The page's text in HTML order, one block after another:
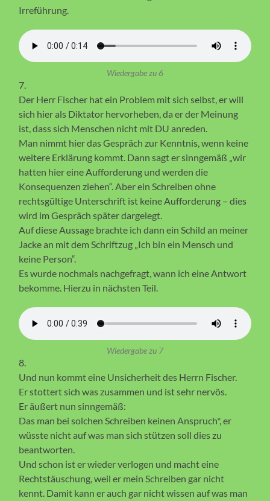
Irreführung.
Wiedergabe zu 6
7.
Der Herr Fischer hat ein Problem mit sich selbst, er will
sich hier als Diktator hervorheben, da er der Meinung
ist, dass sich Menschen nicht mit DU anreden.
Man nimmt hier das Gespräch zur Kenntnis, wenn keine
weitere Erklärung kommt. Dann sagt er sinngemäß „wir
hatten hier eine Aufforderung und werden die
Konsequenzen ziehen“. Aber ein Schreiben ohne
rechtsgültige Unterschrift ist keine Aufforderung – dies
wird im Gespräch später dargelegt.
Auf diese Aussage brachte ich dann ein Schild an meiner
Jacke an mit dem Schriftzug „Ich bin ein Mensch und
keine Person“.
Es wurde nochmals nachgefragt, wann ich eine Antwort
bekomme. Hierzu in nächsten Teil.
Wiedergabe zu 7
8.
Und nun kommt eine Unsicherheit des Herrn Fischer.
Er stottert sich was zusammen und ist sehr nervös.
Er äußert nun sinngemäß:
Das man bei solchen Schreiben keinen Anspruch*, er
wüsste nicht auf was man sich stützen soll dies zu
beantworten.
Und schon ist er wieder verlogen und macht eine
Rechtstäuschung, weil er mein Schreiben gar nicht
kennt. Damit kann er auch gar nicht wissen auf was man